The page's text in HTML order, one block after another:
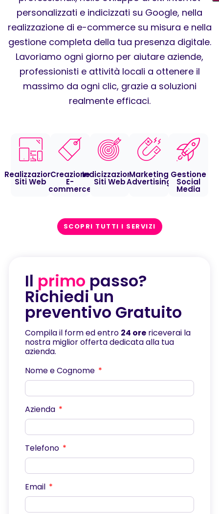
personalizzati e indicizzati su Google, nella
realizzazione di e-commerce su misura e nella
gestione completa della tua presenza digitale.
Lavoriamo ogni giorno per aiutare aziende,
professionisti e attività locali a ottenere il
massimo da ogni clic, grazie a soluzioni
realmente efficaci.
Realizzazione
Siti Web
Creazione
E-
commerce
Indicizzazione
Siti Web
Marketing
Advertising
Gestione
Social
Media
SCOPRI TUTTI I SERVIZI
Il primo passo?
Richiedi un
preventivo Gratuito
Compila il form ed entro 24 orericeverai la
nostra miglior offerta dedicata alla tua
azienda.
Nome e Cognome
Azienda
Telefono
Email